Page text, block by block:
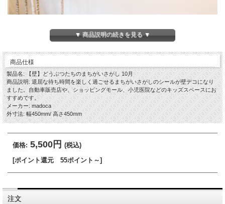
▼ 商品説明の続きを見る ▼
商品仕様
製品名: 【壁】どうぶつたちのまちがいさがし 10月
商品説明: 退屈な待ち時間を楽しく過ごせるまちがいさがしのシールが壁デコになり
ました。自動車販売店や、ショッピングモール、小児医院などのキッズスペースにお
すすめです。
メーカー: madoca
外寸法: 幅450mm/ 高さ450mm
価格: 5,500円 (税込)
[ポイント還元 55ポイント～]
注文